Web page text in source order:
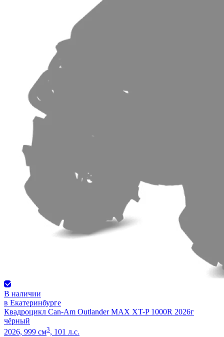
В наличии
в Екатеринбурге
Квадроцикл Can-Am Outlander MAX XT-P 1000R 2026г
чёрный
2026, 999 см3, 101 л.с.